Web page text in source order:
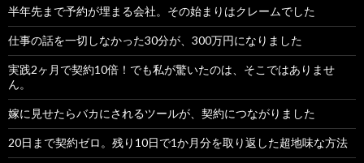
半年先まで予約が埋まる会社。その始まりはクレームでした
仕事の話を一切しなかった30分が、300万円になりました
実践2ヶ月で契約10倍！でも私が驚いたのは、そこではありませ
ん。
嫁に見せたらバカにされるツールが、契約につながりました
20日まで契約ゼロ。残り10日で1か月分を取り返した超地味な方法